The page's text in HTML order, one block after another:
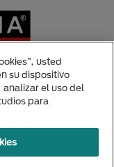
Produits Nestlé S.A.,
permission.
usted
su dispositivo
el uso del
para